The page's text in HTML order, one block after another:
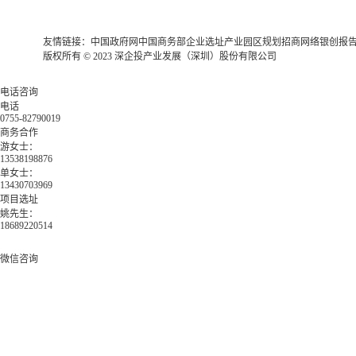
友情链接： 中国政府网 中国商务部企业选址产业园区规划 招商网络银创报
版权所有 © 2023 深企投产业发展（深圳）股份有限公司
电话咨询
电话
0755-82790019
商务合作
游女士：
13538198876
单女士：
13430703969
项目选址
姚先生：
18689220514
微信咨询